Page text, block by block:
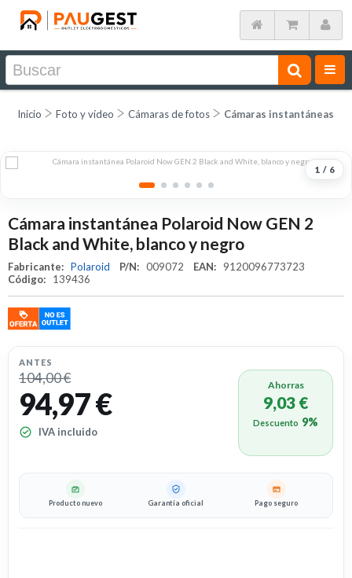
Inicio Foto y vídeo Cámaras de fotos Cámaras instantáneas
1 / 6
Cámara instantánea Polaroid Now GEN 2
Black and White, blanco y negro
Fabricante: Polaroid P/N: 009072 EAN:
9120096773723
Código:
139436
ANTES
104,00 €
94,97 €
IVA incluido
Ahorras
9,03 €
Descuento 9%
Producto nuevo Garantía oficial Pago seguro